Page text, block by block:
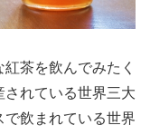
茶を飲んでみたく
れている世界三大
飲まれている世界